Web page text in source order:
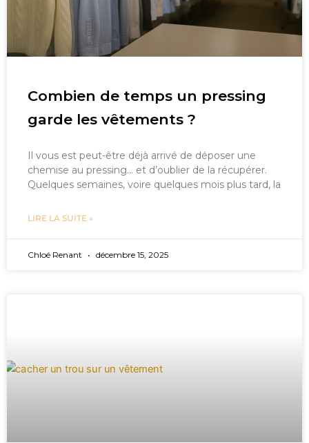
Combien de temps un pressing
garde les vêtements ?
Il vous est peut-être déjà arrivé de déposer une
chemise au pressing… et d’oublier de la récupérer.
Quelques semaines, voire quelques mois plus tard, la
LIRE LA SUITE »
Chloé Renant décembre 15, 2025